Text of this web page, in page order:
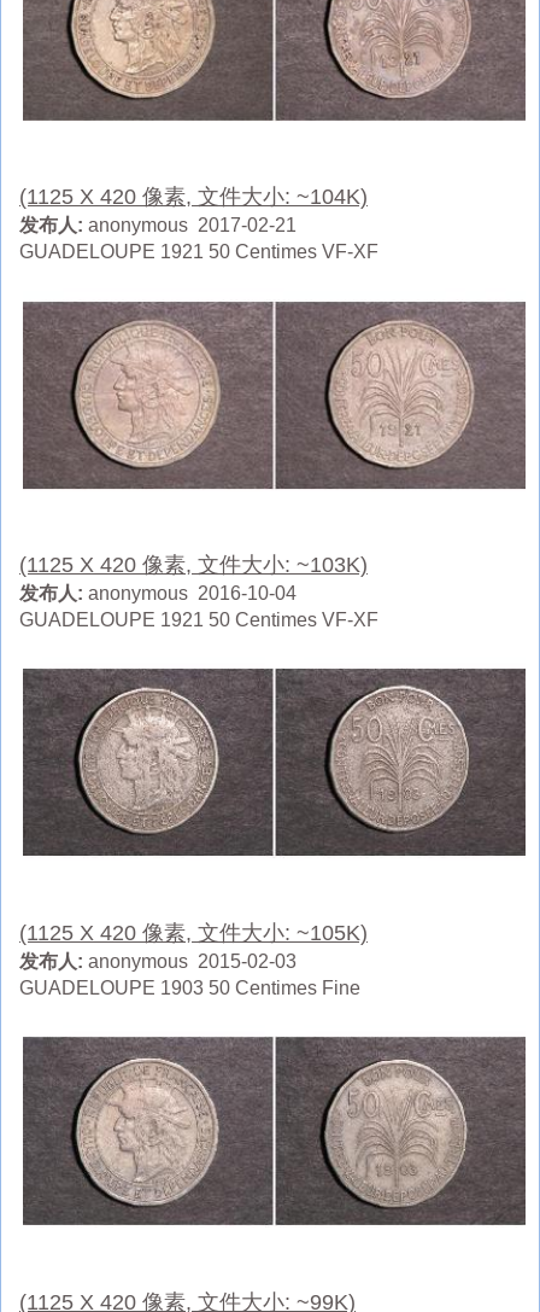
(1125 X 420 像素, 文件大小: ~104K)
发布人: anonymous 2017-02-21
GUADELOUPE 1921 50 Centimes VF-XF
(1125 X 420 像素, 文件大小: ~103K)
发布人: anonymous 2016-10-04
GUADELOUPE 1921 50 Centimes VF-XF
(1125 X 420 像素, 文件大小: ~105K)
发布人: anonymous 2015-02-03
GUADELOUPE 1903 50 Centimes Fine
(1125 X 420 像素, 文件大小: ~99K)